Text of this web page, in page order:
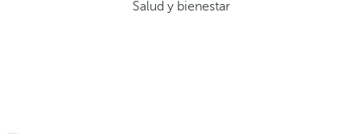
Salud y bienestar